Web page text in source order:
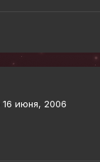
16 июня, 2006